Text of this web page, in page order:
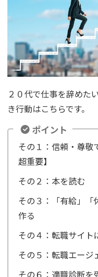
２０代で仕事を辞めた
き行動はこちらです。
ポイント
その１：信頼・尊敬
超重要】
その２：本を読む
その３：「有給」「
作る
その４：転職サイト
その５：転職エージ
その６：適職診断を